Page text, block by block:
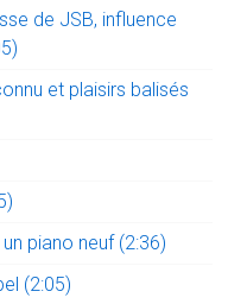
de JSB, influence
et plaisirs balisés
piano neuf (2:36)
(2:05)